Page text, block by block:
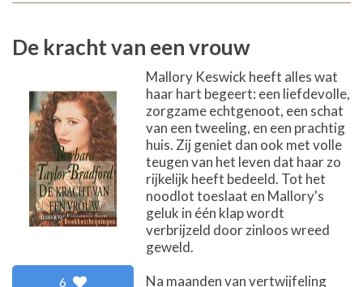
De kracht van een vrouw
6
Mallory Keswick heeft alles wat
haar hart begeert: een liefdevolle,
zorgzame echtgenoot, een schat
van een tweeling, en een prachtig
huis. Zij geniet dan ook met volle
teugen van het leven dat haar zo
rijkelijk heeft bedeeld. Tot het
noodlot toeslaat en Mallory's
geluk in één klap wordt
verbrijzeld door zinloos wreed
geweld.
Na maanden van vertwijfeling